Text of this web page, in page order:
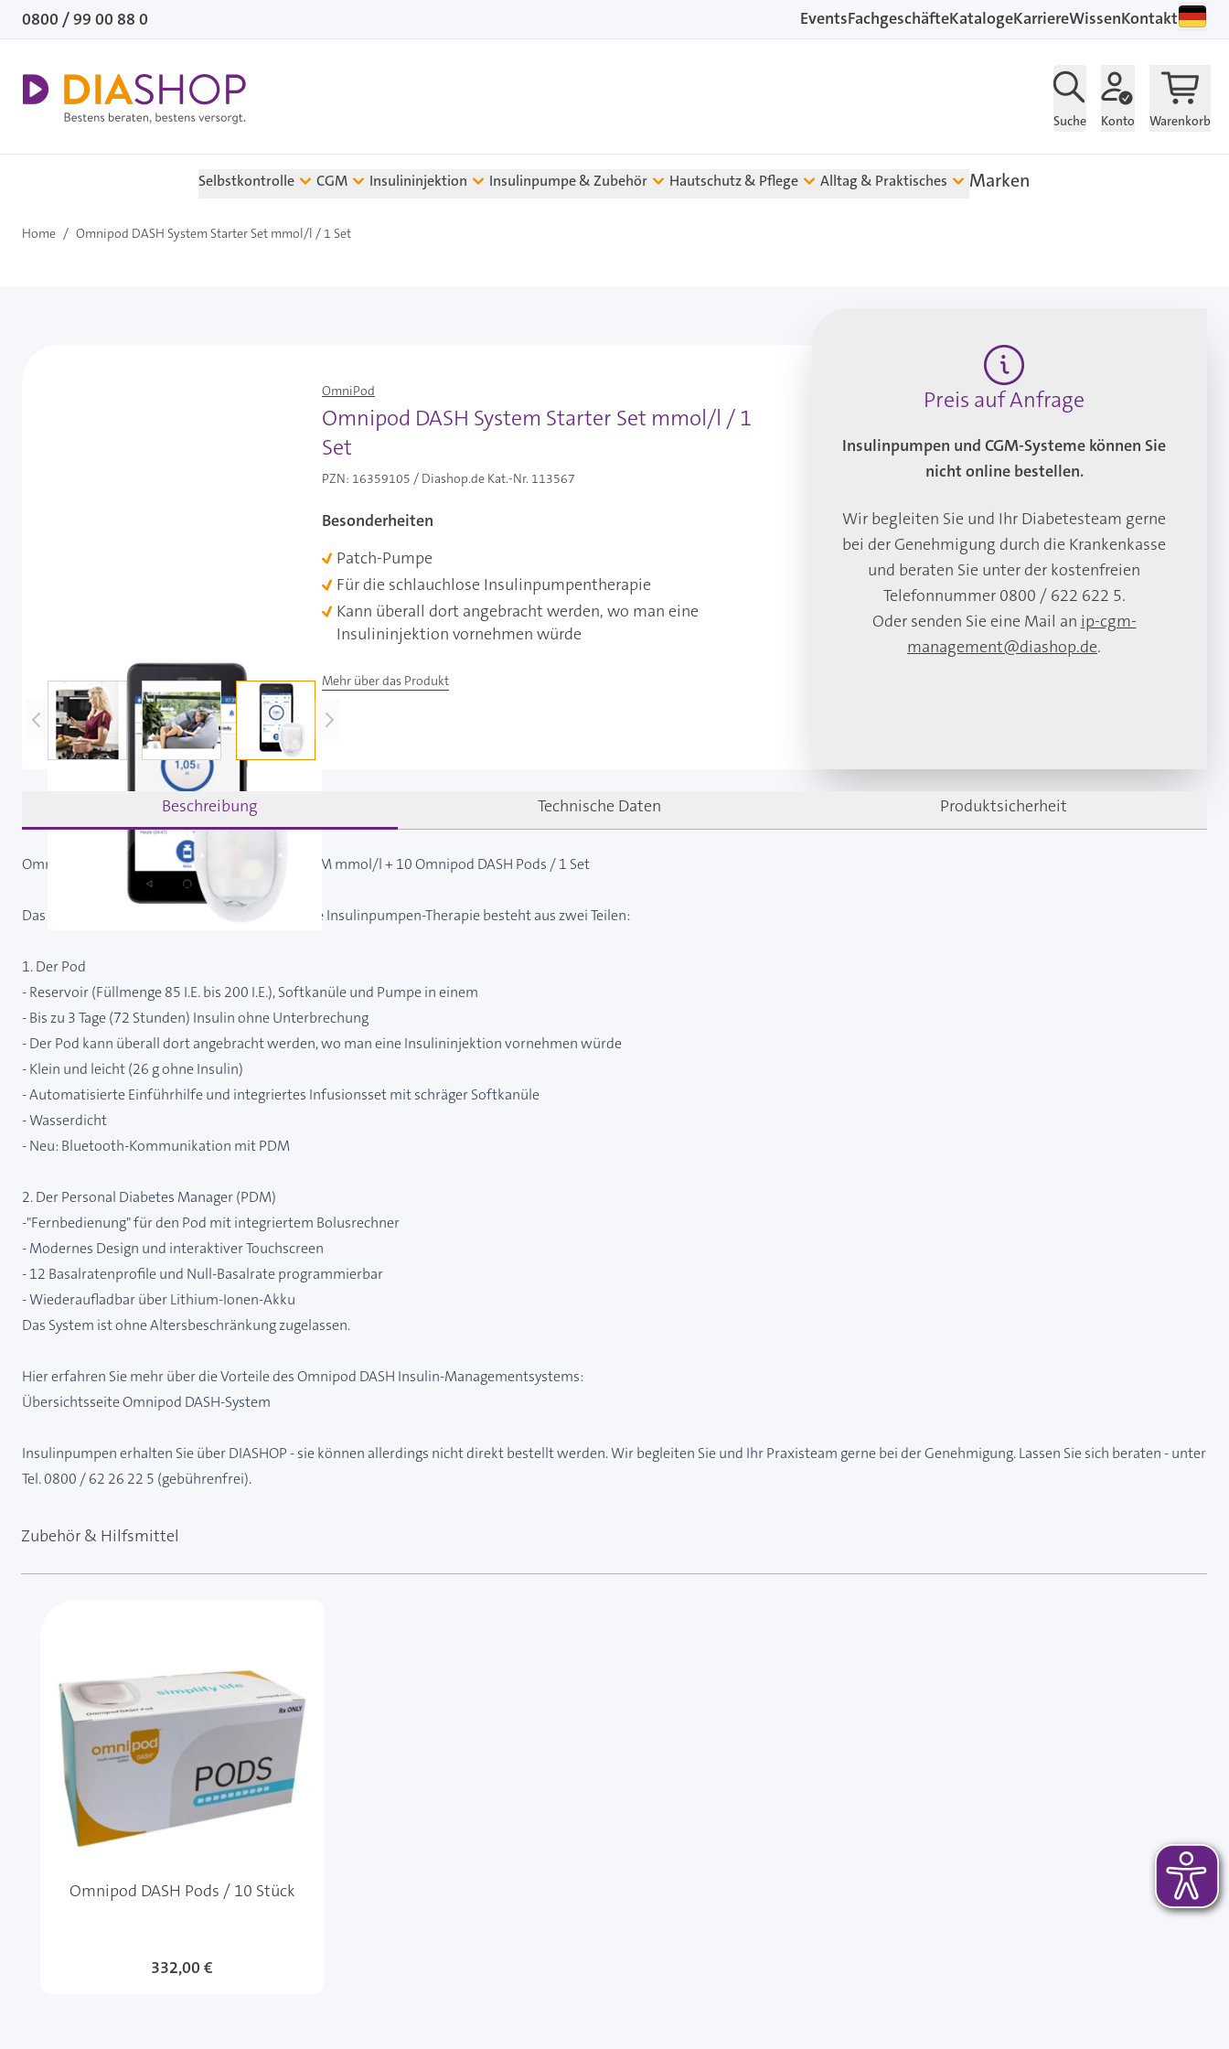
Direkt zum Inhalt
0800 / 99 00 88 0 EventsFachgeschäfteKatalogeKarriereWissenKontakt
Suche Konto Warenkorb
Selbstkontrolle CGM Insulininjektion Insulinpumpe & Zubehör Hautschutz & Pflege Alltag & Praktisches Marken
Home / Omnipod DASH System Starter Set mmol/l / 1 Set
View larger imageView larger imageView larger image
OmniPod
Omnipod DASH System Starter Set mmol/l / 1
Set
PZN: 16359105 / Diashop.de Kat.-Nr. 113567
Besonderheiten
Patch-Pumpe
Für die schlauchlose Insulinpumpentherapie
Kann überall dort angebracht werden, wo man eine
Insulininjektion vornehmen würde
Mehr über das Produkt
Preis auf Anfrage
Insulinpumpen und CGM-Systeme können Sie
nicht online bestellen.
Wir begleiten Sie und Ihr Diabetesteam gerne
bei der Genehmigung durch die Krankenkasse
und beraten Sie unter der kostenfreien
Telefonnummer 0800 / 622 622 5.
Oder senden Sie eine Mail an ip-cgm-
management@diashop.de.
Beschreibung Technische Daten Produktsicherheit
Omnipod DASH Insulin-Managementsystem PDM mmol/l + 10 Omnipod DASH Pods / 1 Set
Das Omnipod DASH-System für die schlauchlose Insulinpumpen-Therapie besteht aus zwei Teilen:
1. Der Pod
- Reservoir (Füllmenge 85 I.E. bis 200 I.E.), Softkanüle und Pumpe in einem
- Bis zu 3 Tage (72 Stunden) Insulin ohne Unterbrechung
- Der Pod kann überall dort angebracht werden, wo man eine Insulininjektion vornehmen würde
- Klein und leicht (26 g ohne Insulin)
- Automatisierte Einführhilfe und integriertes Infusionsset mit schräger Softkanüle
- Wasserdicht
- Neu: Bluetooth-Kommunikation mit PDM
2. Der Personal Diabetes Manager (PDM)
-"Fernbedienung" für den Pod mit integriertem Bolusrechner
- Modernes Design und interaktiver Touchscreen
- 12 Basalratenprofile und Null-Basalrate programmierbar
- Wiederaufladbar über Lithium-Ionen-Akku
Das System ist ohne Altersbeschränkung zugelassen.
Hier erfahren Sie mehr über die Vorteile des Omnipod DASH Insulin-Managementsystems:
Übersichtsseite Omnipod DASH-System
Insulinpumpen erhalten Sie über DIASHOP - sie können allerdings nicht direkt bestellt werden. Wir begleiten Sie und Ihr Praxisteam gerne bei der Genehmigung. Lassen Sie sich beraten - unter
Tel. 0800 / 62 26 22 5 (gebührenfrei).
Zubehör & Hilfsmittel
Omnipod DASH Pods / 10 Stück
332,00 €